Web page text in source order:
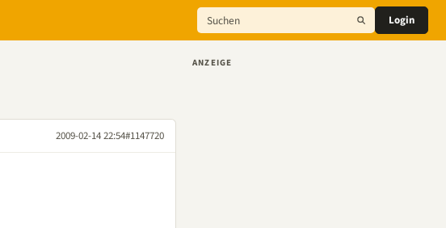
Login
2009-02-14 22:54#1147720
ANZEIGE